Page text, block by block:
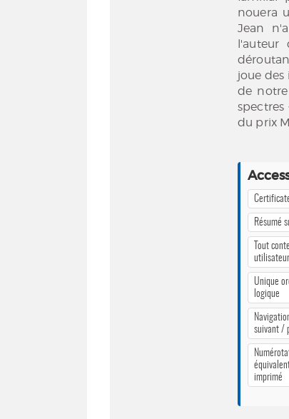
nouera
Jean
l'auteur
joue des
de notre
du prix
Résumé
Tout
Unique
logique
suivant /
imprimé